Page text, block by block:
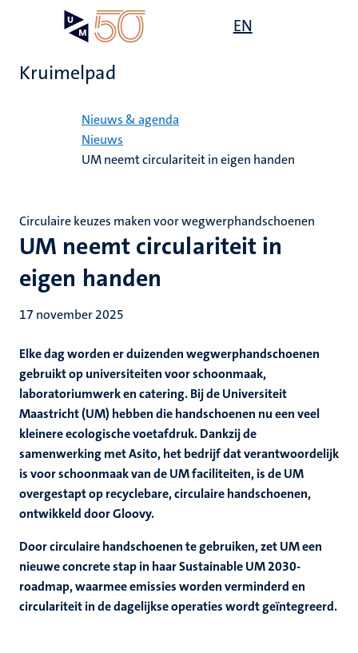
EN
Kruimelpad
Nieuws & agenda
Nieuws
UM neemt circulariteit in eigen handen
UM neemt circulariteit in
eigen handen
Circulaire keuzes maken voor wegwerphandschoenen
17 november 2025
Elke dag worden er duizenden wegwerphandschoenen
gebruikt op universiteiten voor schoonmaak,
laboratoriumwerk en catering. Bij de Universiteit
Maastricht (UM) hebben die handschoenen nu een veel
kleinere ecologische voetafdruk. Dankzij de
samenwerking met Asito, het bedrijf dat verantwoordelijk
is voor schoonmaak van de UM faciliteiten, is de UM
overgestapt op recyclebare, circulaire handschoenen,
ontwikkeld door Gloovy.
Door circulaire handschoenen te gebruiken, zet UM een
nieuwe concrete stap in haar Sustainable UM 2030-
roadmap, waarmee emissies worden verminderd en
circulariteit in de dagelijkse operaties wordt geïntegreerd.